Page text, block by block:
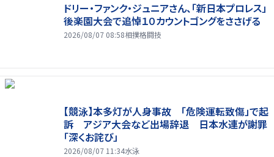
ドリー・ファンク・ジュニアさん、「新日本プロレス」
後楽園大会で追悼１０カウントゴングをささげる
2026/08/07 08:58相撲格闘技
【競泳】本多灯が人身事故 「危険運転致傷」で起
訴 アジア大会など出場辞退 日本水連が謝罪
「深くお詫び」
2026/08/07 11:34水泳